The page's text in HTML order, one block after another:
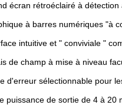
écran rétroéclairé à
à barres numériques "à
intuitive et " conviviale "
de champ à mise à niveau
d'erreur sélectionnable pour
puissance de sortie de 4 à 20